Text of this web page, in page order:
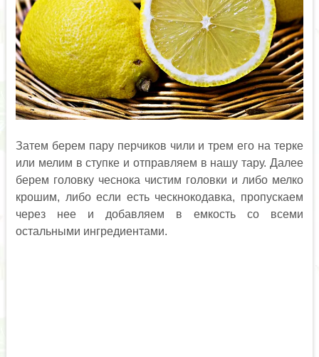
Затем берем пару перчиков чили и трем его на терке
или мелим в ступке и отправляем в нашу тару. Далее
берем головку чеснока чистим головки и либо мелко
крошим, либо если есть ческнокодавка, пропускаем
через нее и добавляем в емкость со всеми
остальными ингредиентами.